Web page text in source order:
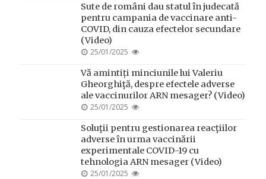
Sute de români dau statul în judecată
pentru campania de vaccinare anti-
COVID, din cauza efectelor secundare
(Video)
POSTED
25/01/2025
Vă amintiți minciunile lui Valeriu
Gheorghiţă, despre efectele adverse
ale vaccinurilor ARN mesager? (Video)
POSTED
25/01/2025
Soluţii pentru gestionarea reacţiilor
adverse în urma vaccinării
experimentale COVID-19 cu
tehnologia ARN mesager (Video)
POSTED
25/01/2025